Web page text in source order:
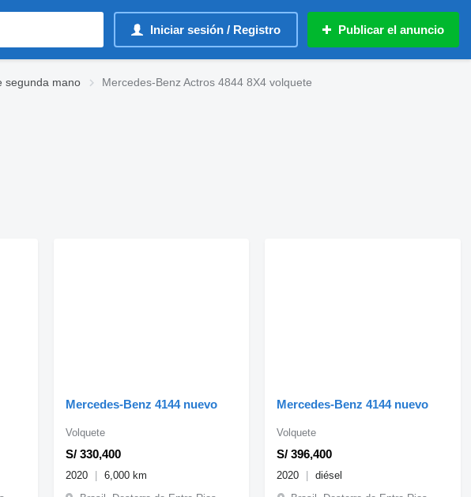
Iniciar sesión / Registro Publicar el anuncio
segunda mano Mercedes-Benz Actros 4844 8X4 volquete
Mercedes-Benz 4144 nuevo
S/ 330,400
Volquete
2020
6,000 km
Mercedes-Benz 4144 nuevo
S/ 396,400
Volquete
2020
diésel